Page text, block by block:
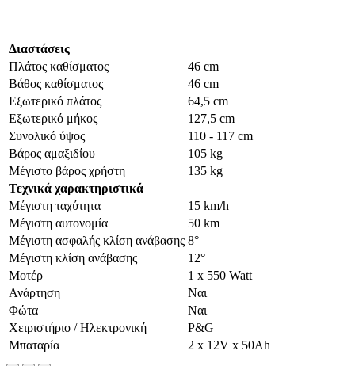
Διαστάσεις
Πλάτος καθίσματος
46 cm
Βάθος καθίσματος
46 cm
Εξωτερικό πλάτος
64,5 cm
Εξωτερικό μήκος
127,5 cm
Συνολικό ύψος
110 - 117 cm
Βάρος αμαξιδίου
105 kg
Μέγιστο βάρος χρήστη
135 kg
Τεχνικά χαρακτηριστικά
Μέγιστη ταχύτητα
15 km/h
Μέγιστη αυτονομία
50 km
Μέγιστη ασφαλής κλίση ανάβασης 8°
Μέγιστη κλίση ανάβασης
12°
Μοτέρ
1 x 550 Watt
Ανάρτηση
Ναι
Φώτα
Ναι
Χειριστήριο / Ηλεκτρονική
P&G
Μπαταρία
2 x 12V x 50Ah